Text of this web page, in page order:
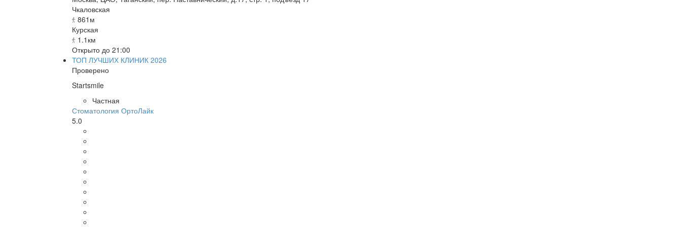
Чкаловская
861м
Курская
1.1км
Открыто до 21:00
ТОП ЛУЧШИХ КЛИНИК 2026
Проверено
Startsmile
Частная
Стоматология ОртоЛайк
5.0